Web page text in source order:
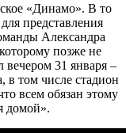
«Динамо». В то
представления
Александра
позже не
31 января –
в том числе стадион
всем обязан этому
домой».